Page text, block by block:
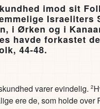
imod sit
Israeliters
i Ørken og i
havde forkastet
44-48.
varer evindelig. 2
ere de, som holde over